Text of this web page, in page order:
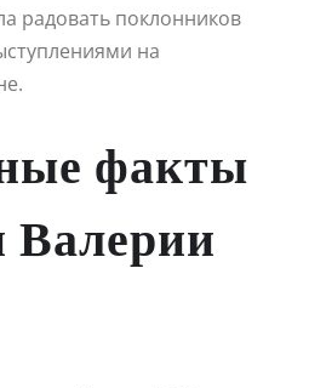
радовать поклонников
на
факты